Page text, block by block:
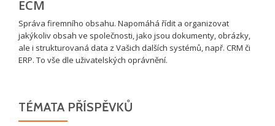
ECM
Správa firemního obsahu. Napomáhá řídit a organizovat
jakýkoliv obsah ve společnosti, jako jsou dokumenty, obrázky,
ale i strukturovaná data z Vašich dalších systémů, např. CRM či
ERP. To vše dle uživatelských oprávnění.
TÉMATA PŘÍSPĚVKŮ